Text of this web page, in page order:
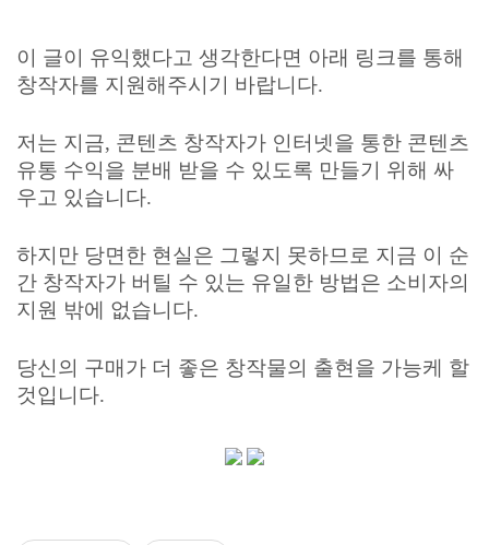
이 글이 유익했다고 생각한다면 아래 링크를 통해
창작자를 지원해주시기 바랍니다.
저는 지금, 콘텐츠 창작자가 인터넷을 통한 콘텐츠
유통 수익을 분배 받을 수 있도록 만들기 위해 싸
우고 있습니다.
하지만 당면한 현실은 그렇지 못하므로 지금 이 순
간 창작자가 버틸 수 있는 유일한 방법은 소비자의
지원 밖에 없습니다.
당신의 구매가 더 좋은 창작물의 출현을 가능케 할
것입니다.